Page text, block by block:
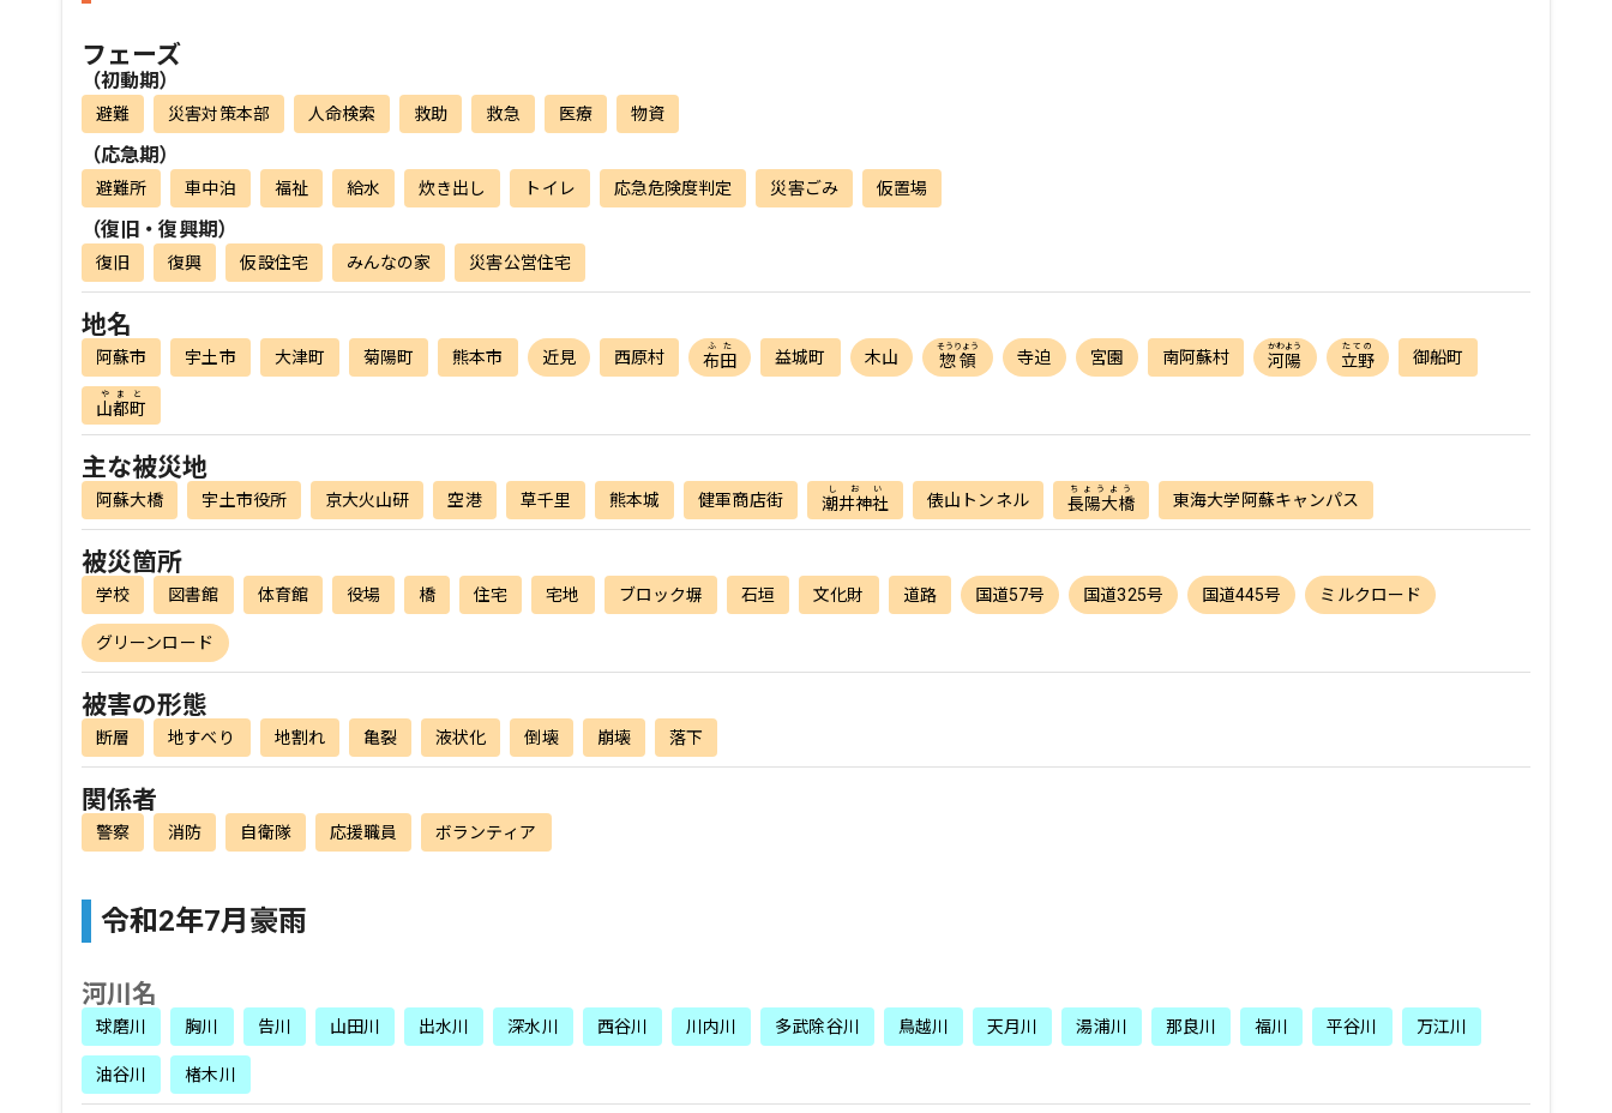
フェーズ
（初動期）
避難 災害対策本部 人命検索 救助 救急 医療 物資
（応急期）
避難所 車中泊 福祉 給水 炊き出し トイレ 応急危険度判定 災害ごみ 仮置場
（復旧・復興期）
復旧 復興 仮設住宅 みんなの家 災害公営住宅
地名
阿蘇市 宇土市 大津町 菊陽町 熊本市 近見 西原村 布田
ふた
益城町 木山 惣領
そうりょう
寺迫 宮園 南阿蘇村 河陽
かわよう
立野
たての
御船町
山都町
やまと
主な被災地
阿蘇大橋 宇土市役所 京大火山研 空港 草千里 熊本城 健軍商店街 潮井神社
しおい
俵山トンネル 長陽大橋
ちょうよう
東海大学阿蘇キャンパス
被災箇所
学校 図書館 体育館 役場 橋 住宅 宅地 ブロック塀 石垣 文化財 道路 国道57号 国道325号 国道445号 ミルクロード
グリーンロード
被害の形態
断層 地すべり 地割れ 亀裂 液状化 倒壊 崩壊 落下
関係者
警察 消防 自衛隊 応援職員 ボランティア
令和2年7月豪雨
河川名
球磨川 胸川 告川 山田川 出水川 深水川 西谷川 川内川 多武除谷川 鳥越川 天月川 湯浦川 那良川 福川 平谷川 万江川
油谷川 楮木川